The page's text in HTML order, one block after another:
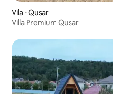
Vila ⋅ Qusar
Villa Premium Qusar